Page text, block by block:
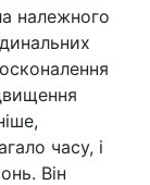
належного
часу, і
Він